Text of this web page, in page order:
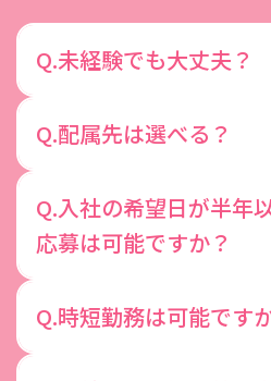
Q.未経験でも大丈夫？
基礎からしっかり学べる研
キルや経験より「やってみた
大切にしています◎
Q.配属先は選べる？
て配属担当が選定します。全
は難しいかもしれませんが、
Q.入社の希望日が半年
応募は可能ですか？
ることが望ましいです。
Q.時短勤務は可能です